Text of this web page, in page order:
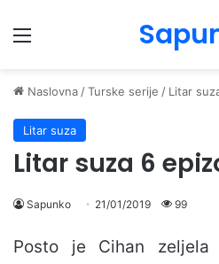
Menu
Naslovna /Turske serije / Litar
Litar suza
Litar suza 6
Sapunko 21/01/2019 99
Posto je Cihan